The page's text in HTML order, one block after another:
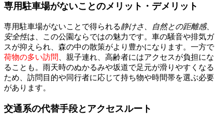
専用駐車場がないことのメリット・デメリット
専用駐車場がないことで得られる静けさ、自然との距離感、
安全性は、この公園ならではの魅力です。車の騒音や排気ガ
スが抑えられ、森の中の散策がより豊かになります。一方で
荷物の多い訪問
、親子連れ、高齢者にはアクセスが負担にな
ることも。雨天時のぬかるみや坂道で足元が滑りやすくなる
ため、訪問目的や同行者に応じて持ち物や時間帯を選ぶ必要
があります。
交通系の代替手段とアクセスルート